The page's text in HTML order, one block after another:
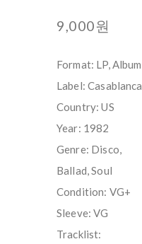
9,000원
Format: LP, Album
Label: Casablanca
Country: US
Year: 1982
Genre: Disco,
Ballad, Soul
Condition: VG+
Sleeve: VG
Tracklist: